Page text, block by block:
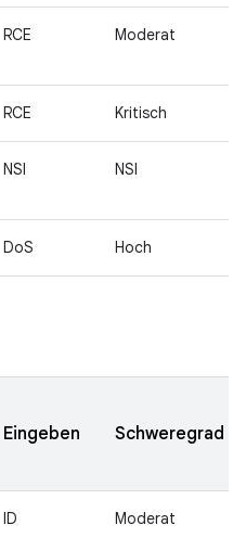
RCE Moderat
RCE Kritisch
NSI NSI
DoS Hoch
Eingeben Schweregrad
ID Moderat